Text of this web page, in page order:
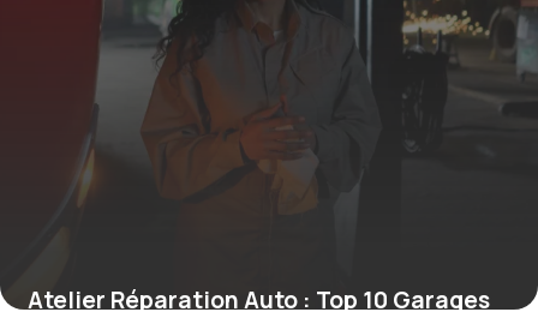
Atelier Réparation Auto : Top 10 Garages